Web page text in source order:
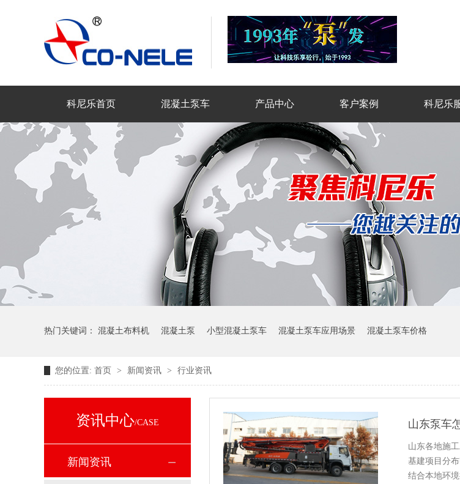
科尼乐首页 混凝土泵车 产品中心 客户案例 科尼乐
热门关键词： 混凝土布料机 混凝土泵 小型混凝土泵车 混凝土泵车应用场景 混凝土泵车价格
您的位置: 首页 > 新闻资讯 > 行业资讯
资讯中心/CASE
新闻资讯
山东泵车
山东各地施
基建项目分
结合本地环